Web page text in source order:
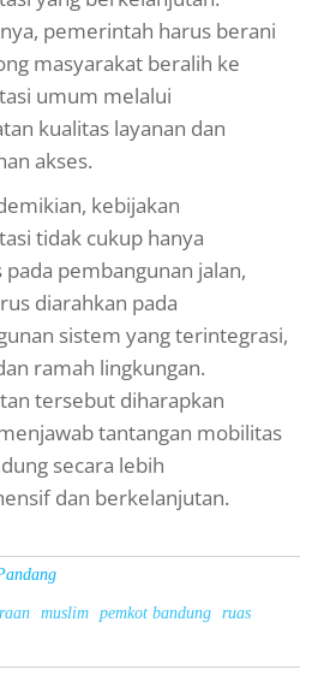
pemerintah harus berani
masyarakat beralih ke
umum melalui
kualitas layanan dan
akses.
kebijakan
tidak cukup hanya
pembangunan jalan,
diarahkan pada
sistem yang terintegrasi,
ramah lingkungan.
tersebut diharapkan
tantangan mobilitas
secara lebih
dan berkelanjutan.
muslim pemkot bandung ruas